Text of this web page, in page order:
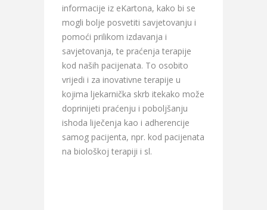
informacije iz eKartona, kako bi se
mogli bolje posvetiti savjetovanju i
pomoći prilikom izdavanja i
savjetovanja, te praćenja terapije
kod naših pacijenata. To osobito
vrijedi i za inovativne terapije u
kojima ljekarnička skrb itekako može
doprinijeti praćenju i poboljšanju
ishoda liječenja kao i adherencije
samog pacijenta, npr. kod pacijenata
na biološkoj terapiji i sl.